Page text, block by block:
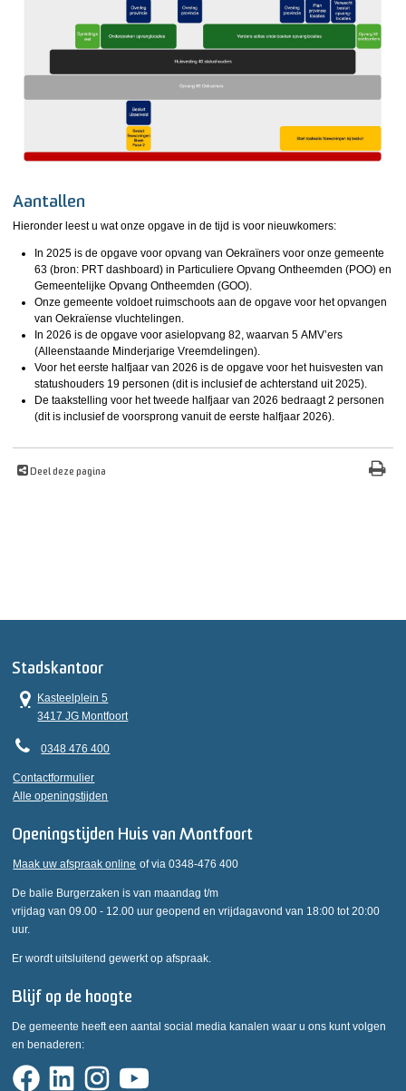
Aantallen
Hieronder leest u wat onze opgave in de tijd is voor nieuwkomers:
In 2025 is de opgave voor opvang van Oekraïners voor onze gemeente
63 (bron: PRT dashboard) in Particuliere Opvang Ontheemden (POO) en
Gemeentelijke Opvang Ontheemden (GOO).
Onze gemeente voldoet ruimschoots aan de opgave voor het opvangen
van Oekraïense vluchtelingen.
In 2026 is de opgave voor asielopvang 82, waarvan 5 AMV’ers
(Alleenstaande Minderjarige Vreemdelingen).
Voor het eerste halfjaar van 2026 is de opgave voor het huisvesten van
statushouders 19 personen (dit is inclusief de achterstand uit 2025).
De taakstelling voor het tweede halfjaar van 2026 bedraagt 2 personen
(dit is inclusief de voorsprong vanuit de eerste halfjaar 2026).
Deel deze pagina
Stadskantoor
Kasteelplein 5
3417 JG Montfoort
0348 476 400
Contactformulier
Alle openingstijden
Openingstijden Huis van Montfoort
Maak uw afspraak online of via 0348-476 400
De balie Burgerzaken is van maandag t/m
vrijdag van 09.00 - 12.00 uur geopend en vrijdagavond van 18:00 tot 20:00
uur.
Er wordt uitsluitend gewerkt op afspraak.
Blijf op de hoogte
De gemeente heeft een aantal social media kanalen waar u ons kunt volgen
en benaderen: